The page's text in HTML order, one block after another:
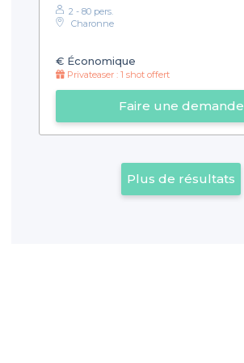
2 - 80 pers.
Charonne
€ Économique
Privateaser : 1 shot offert
Faire une demande
Plus de résultats